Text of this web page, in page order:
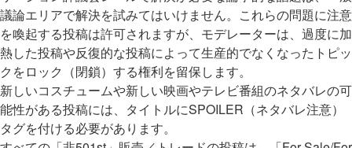
議論エリアで解決を試みてはいけません。これらの問題に注意
を喚起する投稿は許可されますが、モデレーターは、過度に加
熱した投稿や反復的な投稿によって生産的でなくなったトピッ
クをロック（閉鎖）する権利を留保します。
新しいコスチュームや新しい映画やテレビ番組のネタバレの可
能性がある投稿には、タイトルにSPOILER（ネタバレ注意）
タグを付ける必要があります。